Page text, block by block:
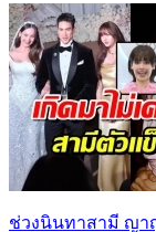
ช่วงนินทาสามี ญา